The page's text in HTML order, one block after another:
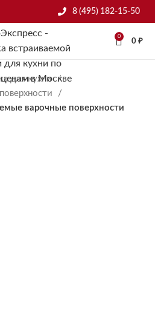
8 (495) 182-15-50
0
0 ₽
для кухни
варочные поверхности